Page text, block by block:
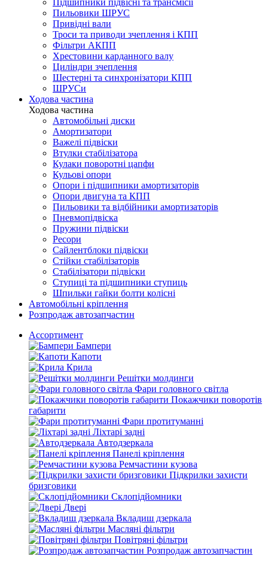
Підшипники підвісні та трансмісії
Пильовики ШРУС
Привідні вали
Троси та приводи зчеплення і КПП
Фільтри АКПП
Хрестовини карданного валу
Циліндри зчеплення
Шестерні та синхронізатори КПП
ШРУСи
Ходова частина
Ходова частина
Автомобільні диски
Амортизатори
Важелі підвіски
Втулки стабілізатора
Кулаки поворотні цапфи
Кульові опори
Опори і підшипники амортизаторів
Опори двигуна та КПП
Пильовики та відбійники амортизаторів
Пневмопідвіска
Пружини підвіски
Ресори
Сайлентблоки підвіски
Стійки стабілізаторів
Стабілізатори підвіски
Ступиці та підшипники ступиць
Шпильки гайки болти колісні
Автомобільні кріплення
Розпродаж автозапчастин
Ассортимент
Бампери
Капоти
Крила
Решітки молдинги
Фари головного світла
Покажчики поворотів
габарити
Фари протитуманні
Ліхтарі задні
Автодзеркала
Панелі кріплення
Ремчастини кузова
Підкрилки захисти
бризговики
Склопідйомники
Двері
Вкладиш дзеркала
Масляні фільтри
Повітряні фільтри
Розпродаж автозапчастин